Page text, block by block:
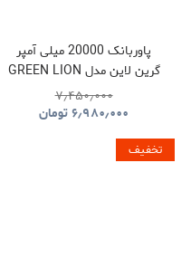
پاوربانک 20000 میلی آمپر
گرین لاین مدل GREEN LION
GNLEZ20KPBBK
۷٫۴۵۰٫۰۰۰
۶٫۹۸۰٫۰۰۰تومان
تخفیف